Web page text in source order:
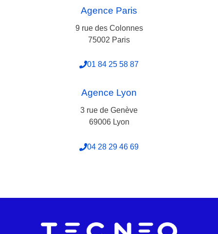
Agence Paris
9 rue des Colonnes
75002 Paris
01 84 25 58 87
Agence Lyon
3 rue de Genève
69006 Lyon
04 28 29 46 69